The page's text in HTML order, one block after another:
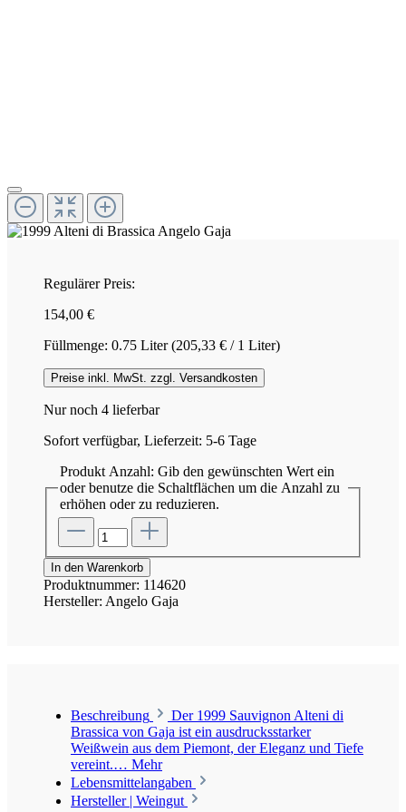
Regulärer Preis:
154,00 €
Füllmenge: 0.75 Liter(205,33 € / 1 Liter)
Preise inkl. MwSt. zzgl. Versandkosten
Nur noch 4 lieferbar
Sofort verfügbar, Lieferzeit: 5-6 Tage
Produkt Anzahl: Gib den gewünschten Wert ein
oder benutze die Schaltflächen um die Anzahl zu
erhöhen oder zu reduzieren.
In den Warenkorb
Produktnummer: 114620
Hersteller: Angelo Gaja
Beschreibung
Der 1999 Sauvignon Alteni di
Brassica von Gaja ist ein ausdrucksstarker
Weißwein aus dem Piemont, der Eleganz und Tiefe
vereint.… Mehr
Lebensmittelangaben
Hersteller | Weingut